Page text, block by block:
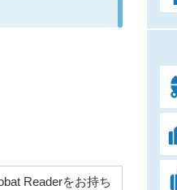
Readerをお持ち